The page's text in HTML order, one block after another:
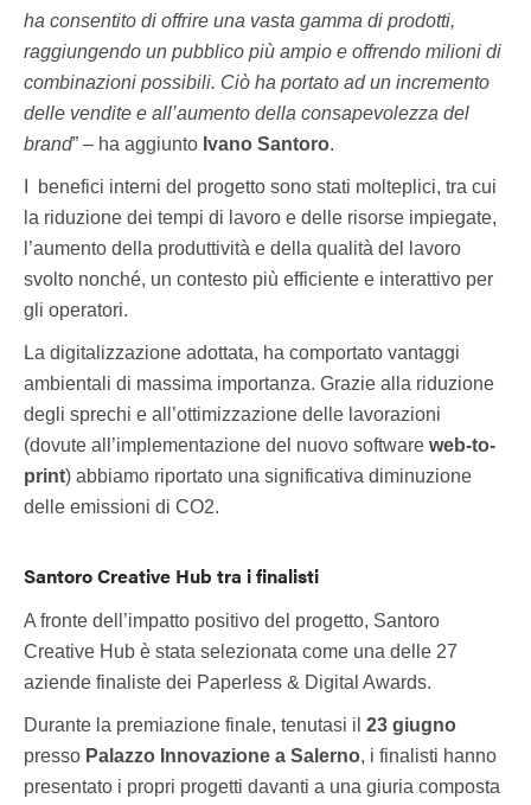
ha consentito di offrire una vasta gamma di prodotti,
raggiungendo un pubblico più ampio e offrendo milioni di
combinazioni possibili. Ciò ha portato ad un incremento
delle vendite e all’aumento della consapevolezza del
brand” – ha aggiunto Ivano Santoro.
I benefici interni del progetto sono stati molteplici, tra cui
la riduzione dei tempi di lavoro e delle risorse impiegate,
l’aumento della produttività e della qualità del lavoro
svolto nonché, un contesto più efficiente e interattivo per
gli operatori.
La digitalizzazione adottata, ha comportato vantaggi
ambientali di massima importanza. Grazie alla riduzione
degli sprechi e all’ottimizzazione delle lavorazioni
(dovute all’implementazione del nuovo software web-to-
print) abbiamo riportato una significativa diminuzione
delle emissioni di CO2.
Santoro Creative Hub tra i finalisti
A fronte dell’impatto positivo del progetto, Santoro
Creative Hub è stata selezionata come una delle 27
aziende finaliste dei Paperless & Digital Awards.
Durante la premiazione finale, tenutasi il 23 giugno
presso Palazzo Innovazione a Salerno, i finalisti hanno
presentato i propri progetti davanti a una giuria composta